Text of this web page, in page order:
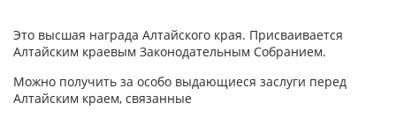
Это высшая награда Алтайского края. Присваивается
Алтайским краевым Законодательным Собранием.
Можно получить за особо выдающиеся заслуги перед
Алтайским краем, связанные